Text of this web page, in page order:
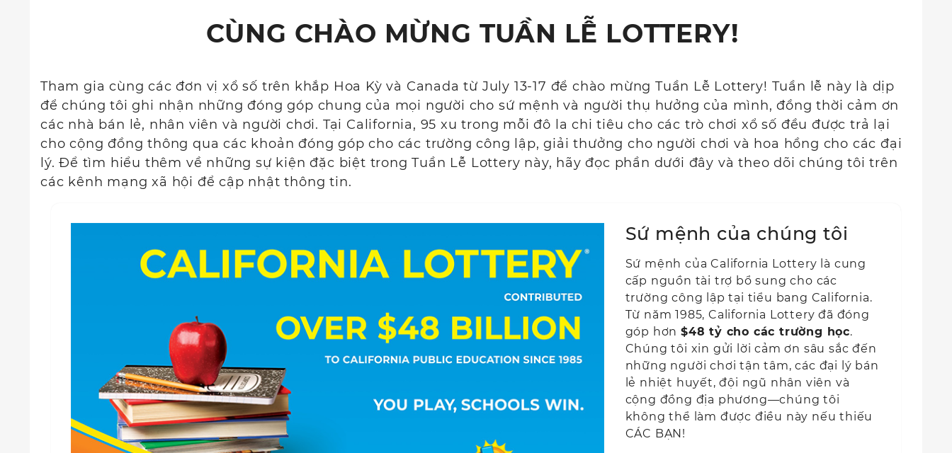
CÙNG CHÀO MỪNG TUẦN LỄ LOTTERY!
Tham gia cùng các đơn vị xổ số trên khắp Hoa Kỳ và Canada từ July 13-17 để chào mừng Tuần Lễ Lottery! Tuần lễ này là dịp
để chúng tôi ghi nhận những đóng góp chung của mọi người cho sứ mệnh và người thụ hưởng của mình, đồng thời cảm ơn
các nhà bán lẻ, nhân viên và người chơi. Tại California, 95 xu trong mỗi đô la chi tiêu cho các trò chơi xổ số đều được trả lại
cho cộng đồng thông qua các khoản đóng góp cho các trường công lập, giải thưởng cho người chơi và hoa hồng cho các đại
lý. Để tìm hiểu thêm về những sự kiện đặc biệt trong Tuần Lễ Lottery này, hãy đọc phần dưới đây và theo dõi chúng tôi trên
các kênh mạng xã hội để cập nhật thông tin.
Sứ mệnh của chúng tôi
Sứ mệnh của California Lottery là cung
cấp nguồn tài trợ bổ sung cho các
trường công lập tại tiểu bang California.
Từ năm 1985, California Lottery đã đóng
góp hơn$48 tỷ cho các trường học.
Chúng tôi xin gửi lời cảm ơn sâu sắc đến
những người chơi tận tâm, các đại lý bán
lẻ nhiệt huyết, đội ngũ nhân viên và
cộng đồng địa phương—chúng tôi
không thể làm được điều này nếu thiếu
CÁC BẠN!